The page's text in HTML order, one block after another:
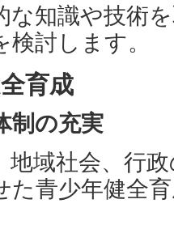
な知識や技術
討します。
育成
制の充実
地域社会、行
た青少年健全